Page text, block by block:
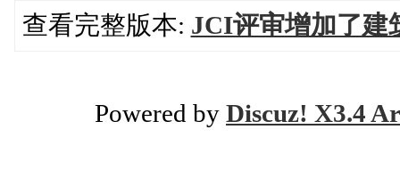
查看完整版本: JCI评审增加了建
Powered by Discuz! X3.4